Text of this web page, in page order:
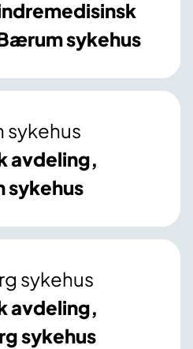
sykehus
sykehus
avdeling,
sykehus
sykehus
avdeling,
sykehus